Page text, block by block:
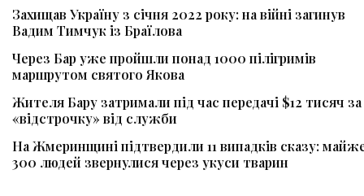
Захищав Україну з січня 2022 року: на війні загинув
Вадим Тимчук із Браїлова
Через Бар уже пройшли понад 1000 пілігримів
маршрутом святого Якова
Жителя Бару затримали під час передачі $12 тисяч за
«відстрочку» від служби
На Жмеринщині підтвердили 11 випадків сказу:
300 людей звернулися через укуси тварин